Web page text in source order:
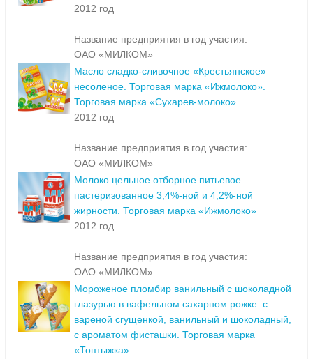
2012 год
Название предприятия в год участия:
ОАО «МИЛКОМ»
Масло сладко-сливочное «Крестьянское»
несоленое. Торговая марка «Ижмолоко».
Торговая марка «Сухарев-молоко»
2012 год
Название предприятия в год участия:
ОАО «МИЛКОМ»
Молоко цельное отборное питьевое
пастеризованное 3,4%-ной и 4,2%-ной
жирности. Торговая марка «Ижмолоко»
2012 год
Название предприятия в год участия:
ОАО «МИЛКОМ»
Мороженое пломбир ванильный с шоколадной
глазурью в вафельном сахарном рожке: с
вареной сгущенкой, ванильный и шоколадный,
с ароматом фисташки. Торговая марка
«Топтыжка»